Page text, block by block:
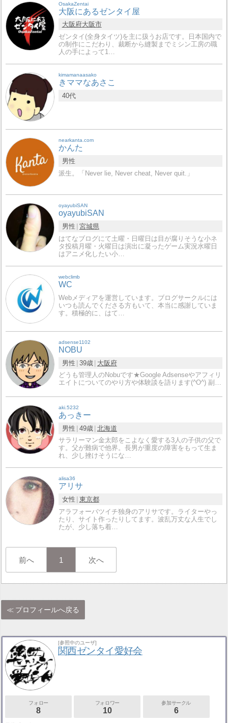
OsakaZentai
大阪にあるゼンタイ屋
大阪府大阪市
ゼンタイ(全身タイツ)を主に扱うお店です。日本国内で
の制作にこだわり、裁断から縫製までミシン工房の職
人の手によって1…
kimamanaasako
きママなあさこ
40代
nearkanta.com
かんた
男性
派生。「Never lie, Never cheat, Never quit.」
oyayubiSAN
oyayubiSAN
男性 宮城県
はてなブログにて土曜・日曜日は目が腐りそうな小ネ
タ投稿月曜・火曜日は演出に凝ったゲーム実況水曜日
はアニメ化したい小…
webclimb
WC
Webメディアを運営しています。ブログサークルには
いつも読んでくださる方もいて、本当に感謝していま
す。積極的に、はて…
adsense1102
NOBU
男性 39歳
大阪府
どうも管理人のNobuです★Google Adsenseやアフィリ
エイトについてのやり方や体験談を語ります(^O^) 副…
aki.5232
あっきー
男性 49歳 北海道
サラリーマン金太郎をこよなく愛する3人の子供の父で
す。父が難病で他界。長男が重度の障害をもって生ま
れ、少し挫けそうにな…
alisa36
アリサ
女性 東京都
アラフォーバツイチ独身のアリサです。ライターやっ
たり、サイト作ったりしてます。波乱万丈な人生でし
たが、少し落ち着…
前へ 1 次へ
プロフィールへ戻る
[参照中のユーザ]
関西ゼンタイ愛好会
フォロー
8
フォロワー
10
参加サークル
6